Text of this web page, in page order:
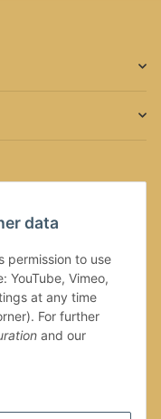
data
permission to use
YouTube, Vimeo,
at any time
For further
and our